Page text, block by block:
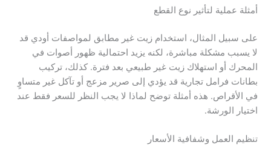
أمثلة عملية لتأثير نوع القطع
على سبيل المثال، استخدام زيت غير مطابق لمواصفات أودي قد
لا يسبب مشكلة مباشرة، لكنه يزيد احتمالية ظهور أصوات في
المحرك أو استهلاك زيت غير طبيعي بعد فترة. كذلك، تركيب
بطانات فرامل تجارية قد يؤدي إلى صرير مزعج أو تآكل غير متساوٍ
في الأقراص. هذه أمثلة توضح لماذا لا يجب النظر للسعر فقط عند
اختيار الورشة.
تنظيم العمل وشفافية الأسعار